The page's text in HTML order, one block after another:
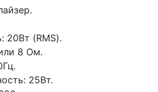
20Вт (RMS).
8 Ом.
25Вт.